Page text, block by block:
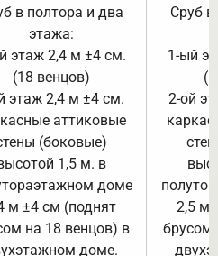
в полтора и два
этажа:
этаж 2,4 м ±4 см.
(18 венцов)
этаж 2,4 м ±4 см.
аттиковые
(боковые)
1,5 м. в
доме
м ±4 см (поднят
на 18 венцов) в
доме.
Сруб
1-ый
2-ой
2,5 м
брусом